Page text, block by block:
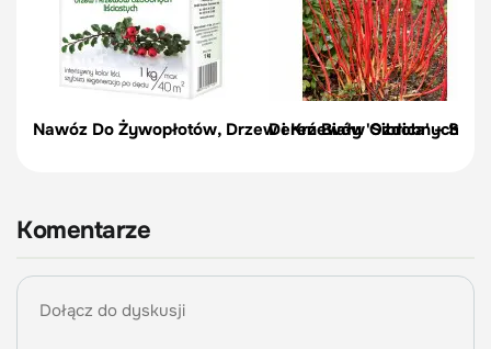
Nawóz Do Żywopłotów, Drzew i Krzewów Ozdobnych 1
Dereń Biały 'Sibrica' –
Komentarze